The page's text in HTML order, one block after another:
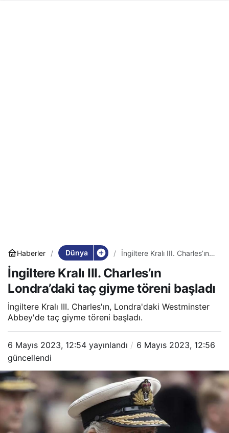
Haberler Dünya
İngiltere Kralı III. Charles’ın
başladı
İngiltere Kralı III. Charles’ın
Londra’daki taç giyme töreni başladı
İngiltere Kralı III. Charles'ın, Londra'daki Westminster
Abbey'de taç giyme töreni başladı.
6 Mayıs 2023, 12:54 yayınlandı
6 Mayıs 2023, 12:56
güncellendi